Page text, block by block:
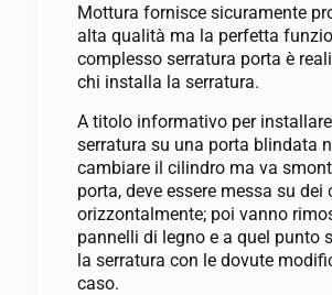
Mottura fornisce sicuramente
alta qualità ma la perfetta
complesso serratura porta è
chi installa la serratura.
A titolo informativo per
serratura su una porta blindata
cambiare il cilindro ma va
porta, deve essere messa su dei
orizzontalmente; poi vanno
pannelli di legno e a quel punto
la serratura con le dovute
caso.